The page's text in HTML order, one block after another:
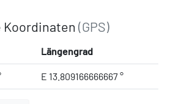
Koordinaten(GPS)
Längengrad
E 13.809166666667 °